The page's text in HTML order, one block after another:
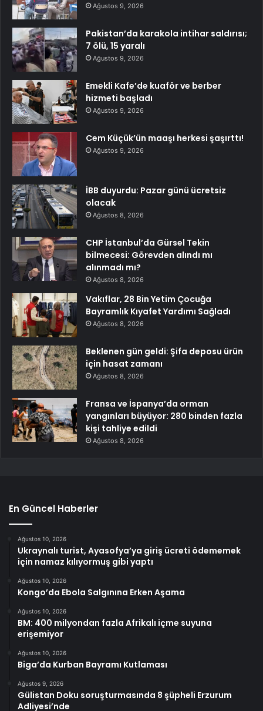
Ağustos 9, 2026
Pakistan’da karakola intihar saldırısı;
7 ölü, 15 yaralı
Ağustos 9, 2026
Emekli Kafe’de kuaför ve berber
hizmeti başladı
Ağustos 9, 2026
Cem Küçük’ün maaşı herkesi şaşırttı!
Ağustos 9, 2026
İBB duyurdu: Pazar günü ücretsiz
olacak
Ağustos 8, 2026
CHP İstanbul’da Gürsel Tekin
bilmecesi: Görevden alındı mı
alınmadı mı?
Ağustos 8, 2026
Vakıflar, 28 Bin Yetim Çocuğa
Bayramlık Kıyafet Yardımı Sağladı
Ağustos 8, 2026
Beklenen gün geldi: Şifa deposu ürün
için hasat zamanı
Ağustos 8, 2026
Fransa ve İspanya’da orman
yangınları büyüyor: 280 binden fazla
kişi tahliye edildi
Ağustos 8, 2026
En Güncel Haberler
Ağustos 10, 2026
Ukraynalı turist, Ayasofya’ya giriş ücreti ödememek
için namaz kılıyormuş gibi yaptı
Ağustos 10, 2026
Kongo’da Ebola Salgınına Erken Aşama
Ağustos 10, 2026
BM: 400 milyondan fazla Afrikalı içme suyuna
erişemiyor
Ağustos 10, 2026
Biga’da Kurban Bayramı Kutlaması
Ağustos 9, 2026
Gülistan Doku soruşturmasında 8 şüpheli Erzurum
Adliyesi’nde